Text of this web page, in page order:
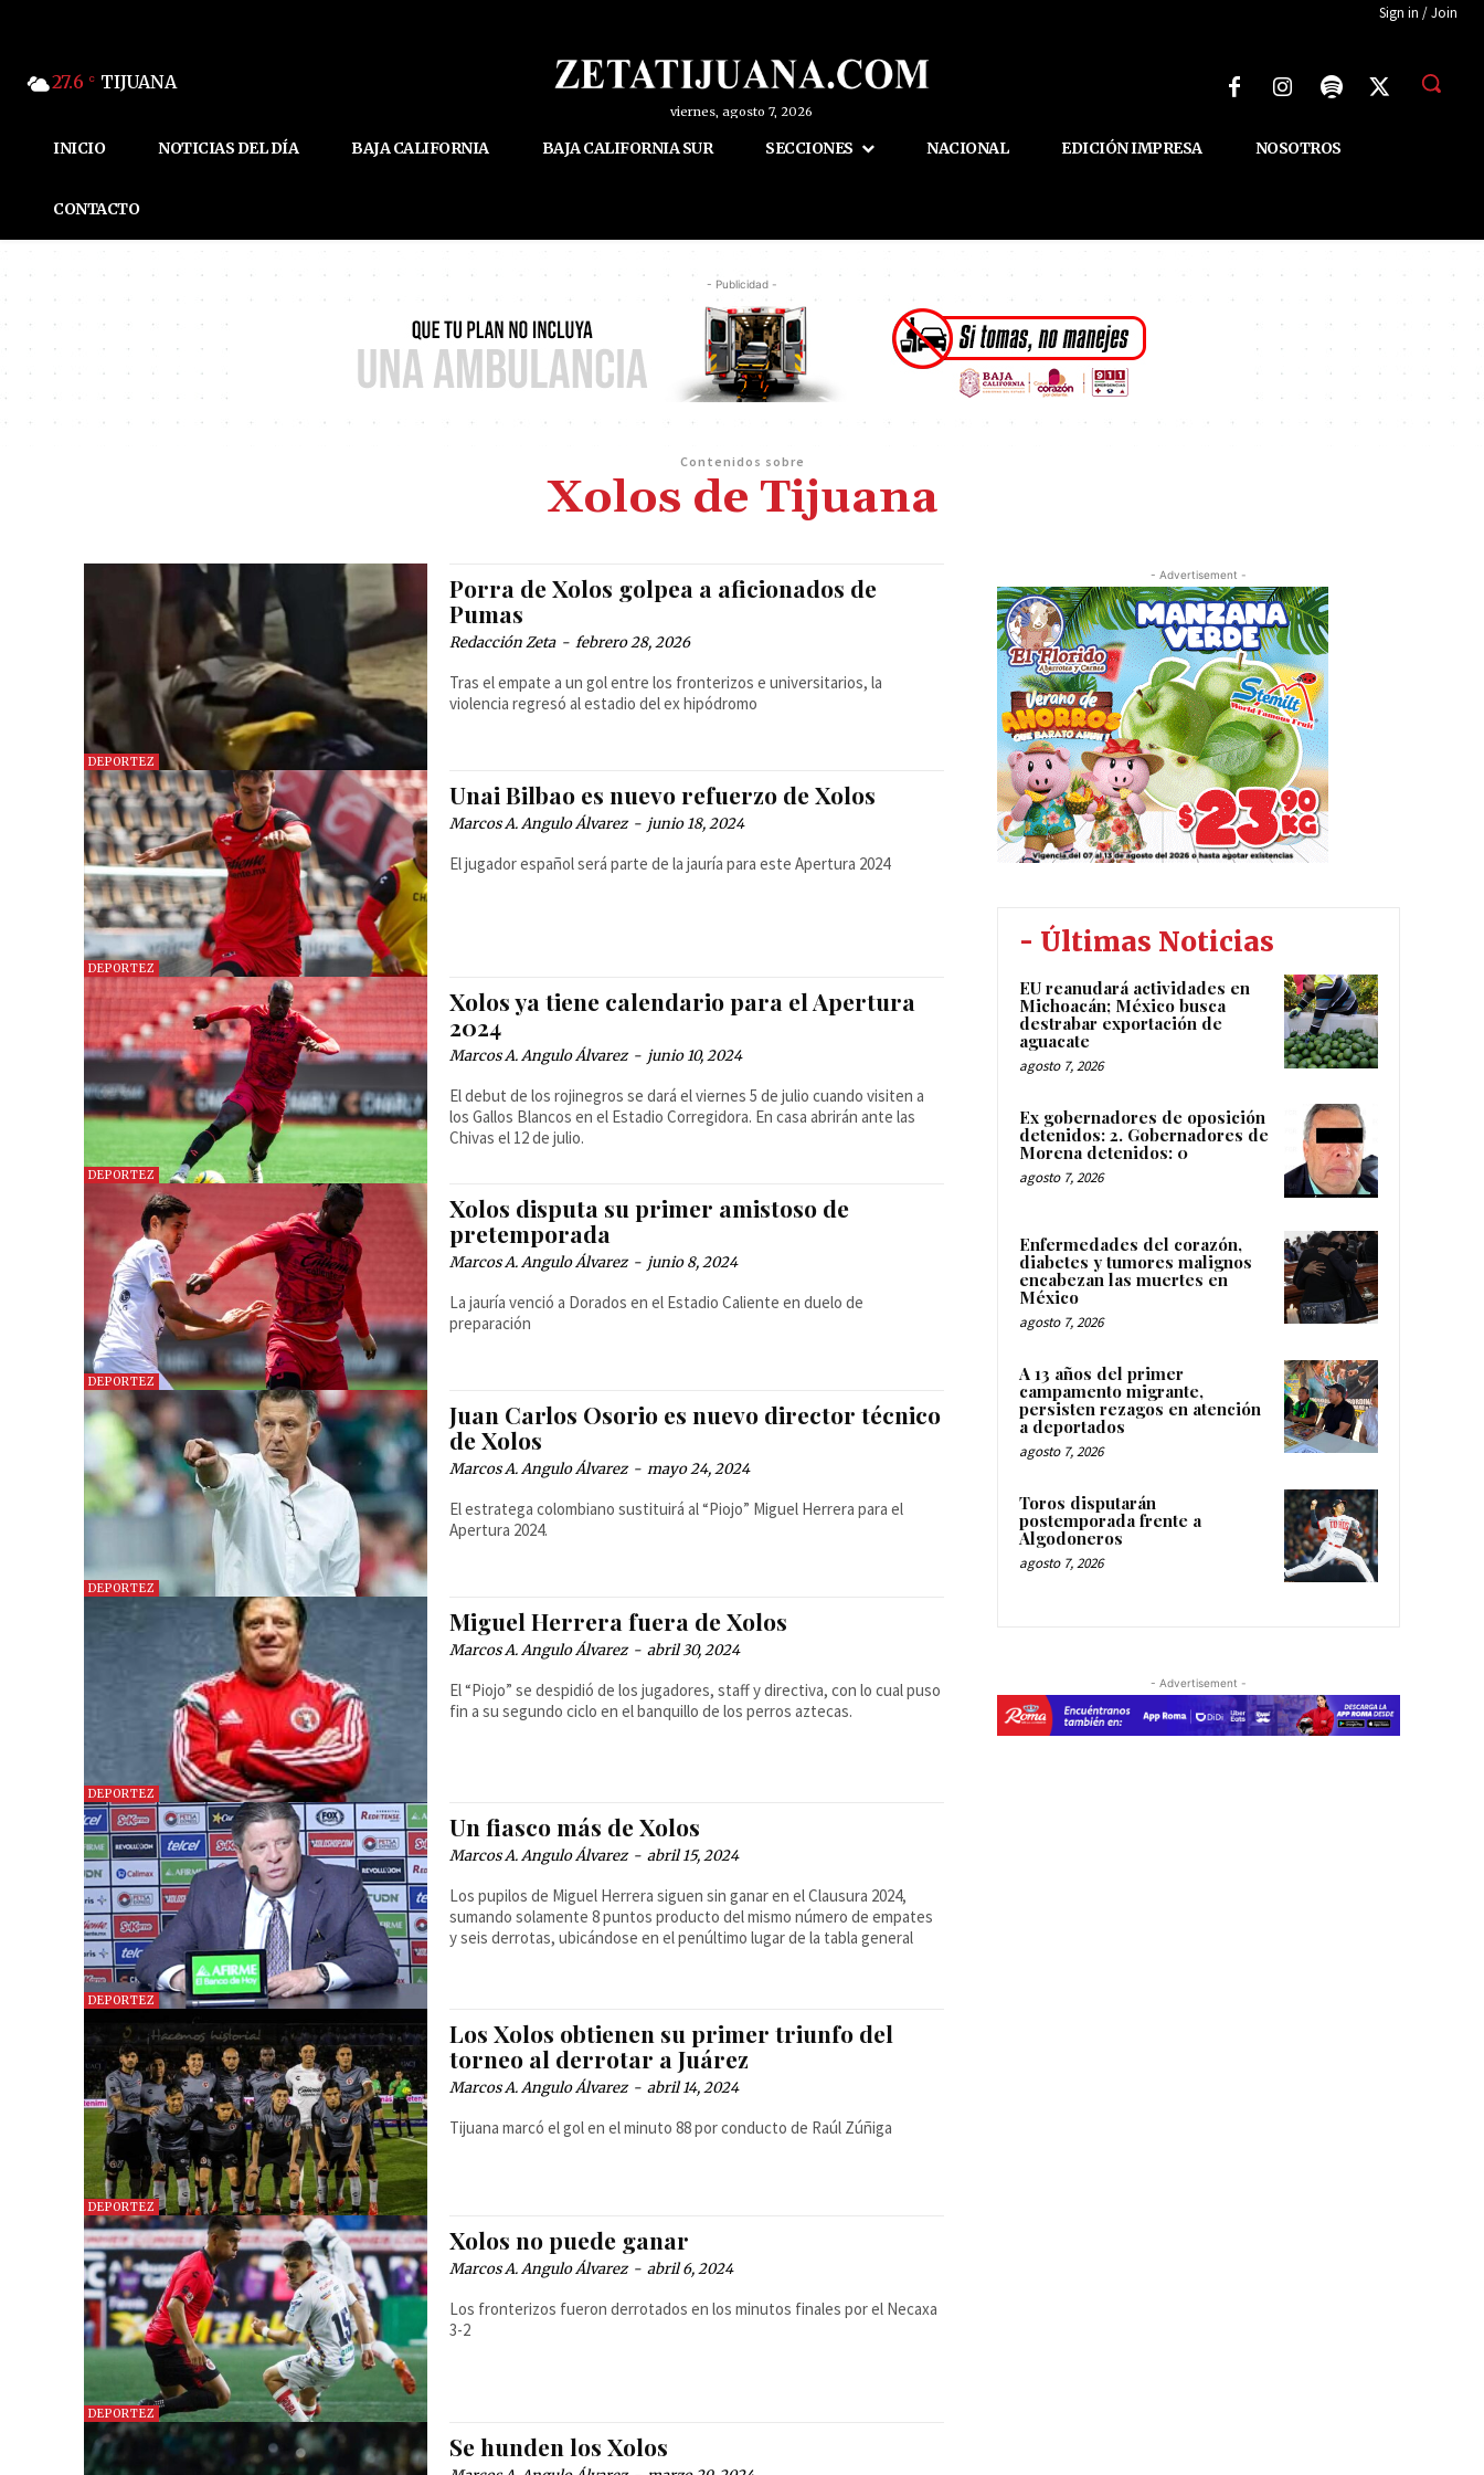
Sign in / Join
27.6 C TIJUANA
viernes, agosto 7, 2026
INICIO NOTICIAS DEL DÍA BAJA CALIFORNIA BAJA CALIFORNIA SUR SECCIONES NACIONAL EDICIÓN IMPRESA NOSOTROS
CONTACTO
- Publicidad -
Contenidos sobre
Xolos de Tijuana
DEPORTEZ
Porra de Xolos golpea a aficionados de
Pumas
Redacción Zeta - febrero 28, 2026
Tras el empate a un gol entre los fronterizos e universitarios, la
violencia regresó al estadio del ex hipódromo
DEPORTEZ
Unai Bilbao es nuevo refuerzo de Xolos
Marcos A. Angulo Álvarez - junio 18, 2024
El jugador español será parte de la jauría para este Apertura 2024
DEPORTEZ
Xolos ya tiene calendario para el Apertura
2024
Marcos A. Angulo Álvarez - junio 10, 2024
El debut de los rojinegros se dará el viernes 5 de julio cuando visiten a
los Gallos Blancos en el Estadio Corregidora. En casa abrirán ante las
Chivas el 12 de julio.
DEPORTEZ
Xolos disputa su primer amistoso de
pretemporada
Marcos A. Angulo Álvarez - junio 8, 2024
La jauría venció a Dorados en el Estadio Caliente en duelo de
preparación
DEPORTEZ
Juan Carlos Osorio es nuevo director técnico
de Xolos
Marcos A. Angulo Álvarez - mayo 24, 2024
El estratega colombiano sustituirá al “Piojo” Miguel Herrera para el
Apertura 2024.
DEPORTEZ
Miguel Herrera fuera de Xolos
Marcos A. Angulo Álvarez - abril 30, 2024
El “Piojo” se despidió de los jugadores, staff y directiva, con lo cual puso
fin a su segundo ciclo en el banquillo de los perros aztecas.
DEPORTEZ
Un fiasco más de Xolos
Marcos A. Angulo Álvarez - abril 15, 2024
Los pupilos de Miguel Herrera siguen sin ganar en el Clausura 2024,
sumando solamente 8 puntos producto del mismo número de empates
y seis derrotas, ubicándose en el penúltimo lugar de la tabla general
DEPORTEZ
Los Xolos obtienen su primer triunfo del
torneo al derrotar a Juárez
Marcos A. Angulo Álvarez - abril 14, 2024
Tijuana marcó el gol en el minuto 88 por conducto de Raúl Zúñiga
DEPORTEZ
Xolos no puede ganar
Marcos A. Angulo Álvarez - abril 6, 2024
Los fronterizos fueron derrotados en los minutos finales por el Necaxa
3-2
Se hunden los Xolos
- Advertisement -
- Últimas Noticias
EU reanudará actividades en
Michoacán; México busca
destrabar exportación de
aguacate
agosto 7, 2026
Ex gobernadores de oposición
detenidos: 2. Gobernadores de
Morena detenidos: 0
agosto 7, 2026
Enfermedades del corazón,
diabetes y tumores malignos
encabezan las muertes en
México
agosto 7, 2026
A 13 años del primer
campamento migrante,
persisten rezagos en atención
a deportados
agosto 7, 2026
Toros disputarán
postemporada frente a
Algodoneros
agosto 7, 2026
- Advertisement -